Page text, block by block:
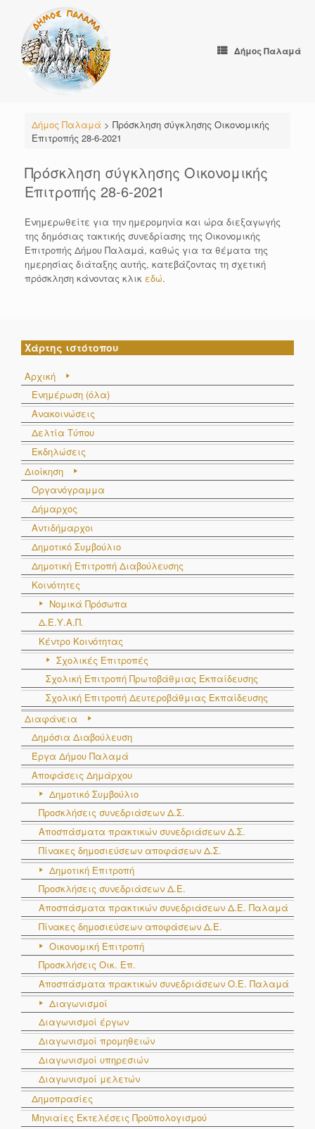
content
Δήμος Παλαμά
Δήμος Παλαμά > Πρόσκληση σύγκλησης Οικονομικής
Επιτροπής 28-6-2021
Πρόσκληση σύγκλησης Οικονομικής
Επιτροπής 28-6-2021
Ενημερωθείτε για την ημερομηνία και ώρα διεξαγωγής
της δημόσιας τακτικής συνεδρίασης της Οικονομικής
Επιτροπής Δήμου Παλαμά, καθώς για τα θέματα της
ημερησίας διάταξης αυτής, κατεβάζοντας τη σχετική
πρόσκληση κάνοντας κλικ εδώ.
Χάρτης ιστότοπου
Αρχική
Ενημέρωση (όλα)
Ανακοινώσεις
Δελτία Τύπου
Εκδηλώσεις
Διοίκηση
Οργανόγραμμα
Δήμαρχος
Αντιδήμαρχοι
Δημοτικό Συμβούλιο
Δημοτική Επιτροπή Διαβούλευσης
Κοινότητες
Νομικά Πρόσωπα
Δ.Ε.Υ.Α.Π.
Κέντρο Κοινότητας
Σχολικές Επιτροπές
Σχολική Επιτροπή Πρωτοβάθμιας Εκπαίδευσης
Σχολική Επιτροπή Δευτεροβάθμιας Εκπαίδευσης
Διαφάνεια
Δημόσια Διαβούλευση
Έργα Δήμου Παλαμά
Αποφάσεις Δημάρχου
Δημοτικό Συμβούλιο
Προσκλήσεις συνεδριάσεων Δ.Σ.
Αποσπάσματα πρακτικών συνεδριάσεων Δ.Σ.
Πίνακες δημοσιεύσεων αποφάσεων Δ.Σ.
Δημοτική Επιτροπή
Προσκλήσεις συνεδριάσεων Δ.Ε.
Αποσπάσματα πρακτικών συνεδριάσεων Δ.E. Παλαμά
Πίνακες δημοσιεύσεων αποφάσεων Δ.Ε.
Οικονομική Επιτροπή
Προσκλήσεις Οικ. Επ.
Αποσπάσματα πρακτικών συνεδριάσεων Ο.E. Παλαμά
Διαγωνισμοί
Διαγωνισμοί έργων
Διαγωνισμοί προμηθειών
Διαγωνισμοί υπηρεσιών
Διαγωνισμοί μελετών
Δημοπρασίες
Μηνιαίες Εκτελέσεις Προϋπολογισμού